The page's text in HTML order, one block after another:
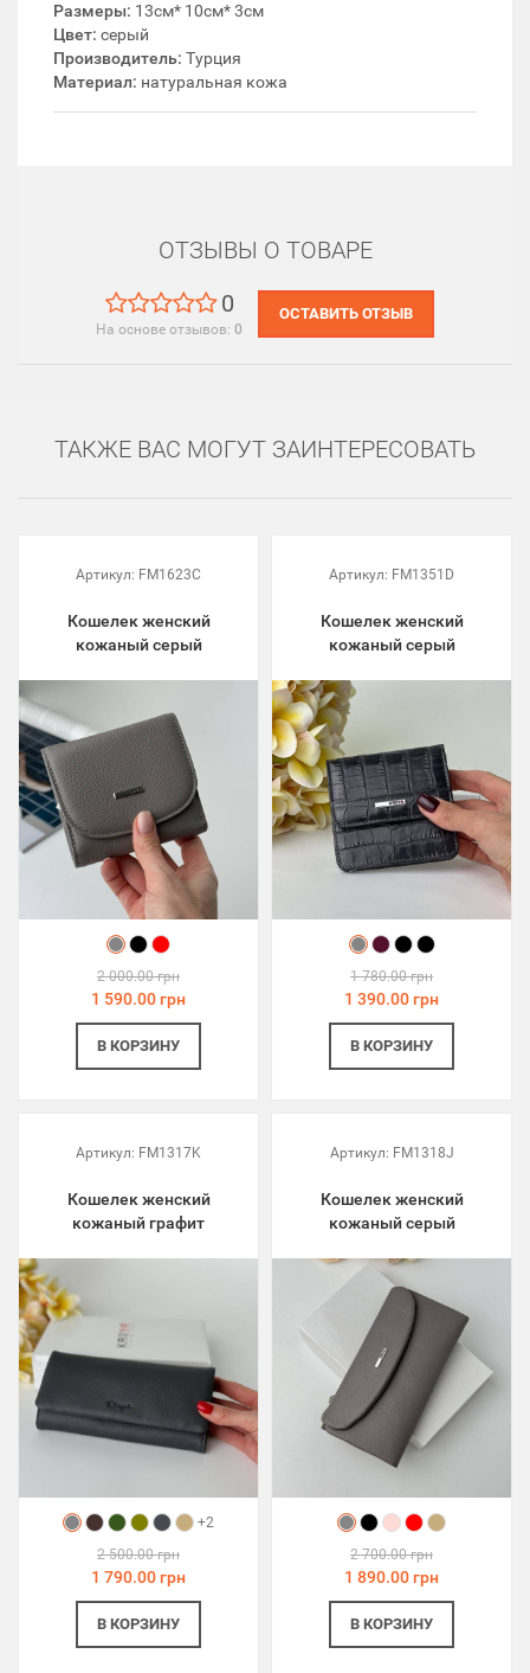
Размеры: 13см* 10см* 3см
Цвет: серый
Производитель: Турция
Материал: натуральная кожа
ОТЗЫВЫ О ТОВАРЕ
0
На основе отзывов: 0
ОСТАВИТЬ ОТЗЫВ
ТАКЖЕ ВАС МОГУТ ЗАИНТЕРЕСОВАТЬ
Артикул: FM1623C
Кошелек женский
кожаный серый
2 000.00 грн
1 590.00 грн
В КОРЗИНУ
Артикул: FM1351D
Кошелек женский
кожаный серый
1 780.00 грн
1 390.00 грн
В КОРЗИНУ
Артикул: FM1317K
Кошелек женский
кожаный графит
+2
2 500.00 грн
1 790.00 грн
В КОРЗИНУ
Артикул: FM1318J
Кошелек женский
кожаный серый
2 700.00 грн
1 890.00 грн
В КОРЗИНУ